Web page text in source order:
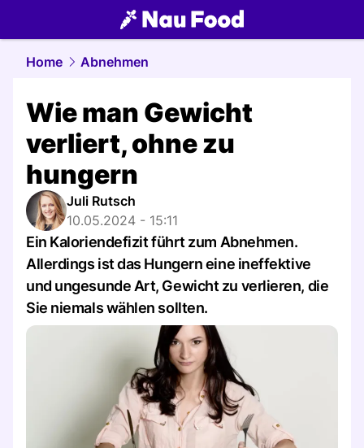
food.NAU.ch
Home Abnehmen
Wie man Gewicht
verliert, ohne zu
hungern
Juli Rutsch
10.05.2024 - 15:11
Ein Kaloriendefizit führt zum Abnehmen.
Allerdings ist das Hungern eine ineffektive
und ungesunde Art, Gewicht zu verlieren, die
Sie niemals wählen sollten.